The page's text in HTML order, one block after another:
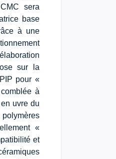
sera
base
à une
sur la
pour «
à
uvre du
«
et